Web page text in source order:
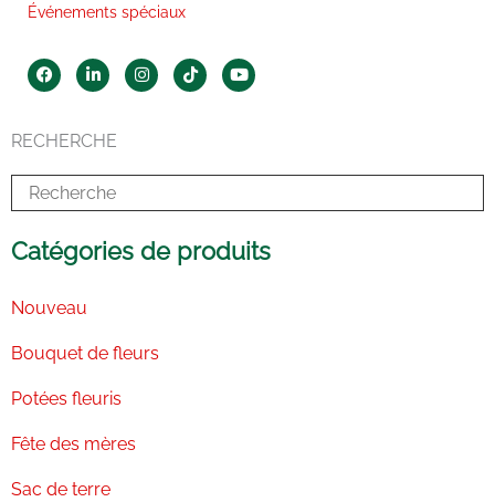
RECHERCHE
Catégories de produits
Nouveau
Bouquet de fleurs
Potées fleuris
Fête des mères
Sac de terre
Événements spéciaux
F
a
c
b
o
k
L
i
n
e
d
n
-
i
I
n
s
a
T
i
k
Y
o
u